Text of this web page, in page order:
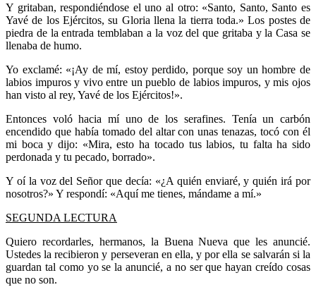
Y gritaban, respondiéndose el uno al otro: «Santo, Santo, Santo es
Yavé de los Ejércitos, su Gloria llena la tierra toda.» Los postes de
piedra de la entrada temblaban a la voz del que gritaba y la Casa se
llenaba de humo.
Yo exclamé: «¡Ay de mí, estoy perdido, porque soy un hombre de
labios impuros y vivo entre un pueblo de labios impuros, y mis ojos
han visto al rey, Yavé de los Ejércitos!».
Entonces voló hacia mí uno de los serafines. Tenía un carbón
encendido que había tomado del altar con unas tenazas, tocó con él
mi boca y dijo: «Mira, esto ha tocado tus labios, tu falta ha sido
perdonada y tu pecado, borrado».
Y oí la voz del Señor que decía: «¿A quién enviaré, y quién irá por
nosotros?» Y respondí: «Aquí me tienes, mándame a mí.»
SEGUNDA LECTURA
Quiero recordarles, hermanos, la Buena Nueva que les anuncié.
Ustedes la recibieron y perseveran en ella, y por ella se salvarán si la
guardan tal como yo se la anuncié, a no ser que hayan creído cosas
que no son.